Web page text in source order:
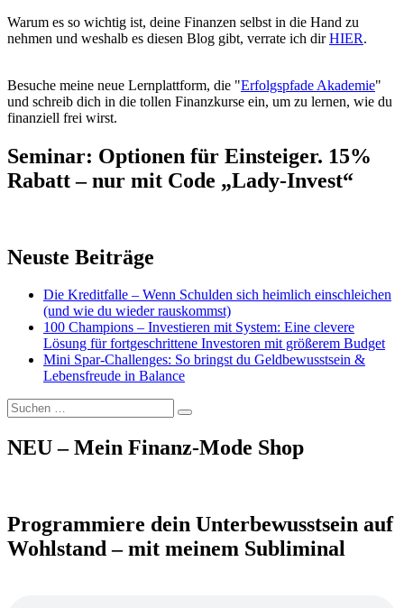
Warum es so wichtig ist, deine Finanzen selbst in die Hand zu
nehmen und weshalb es diesen Blog gibt, verrate ich dirHIER.
Besuche meine neue Lernplattform, die "Erfolgspfade Akademie"
und schreib dich in die tollen Finanzkurse ein, um zu lernen, wie du
finanziell frei wirst.
Seminar: Optionen für Einsteiger. 15%
Rabatt – nur mit Code „Lady-Invest“
Neuste Beiträge
Die Kreditfalle – Wenn Schulden sich heimlich einschleichen
(und wie du wieder rauskommst)
100 Champions – Investieren mit System: Eine clevere
Lösung für fortgeschrittene Investoren mit größerem Budget
Mini Spar-Challenges: So bringst du Geldbewusstsein &
Lebensfreude in Balance
Suchen
nach:
Suchen
NEU – Mein Finanz-Mode Shop
Programmiere dein Unterbewusstsein auf
Wohlstand – mit meinem Subliminal